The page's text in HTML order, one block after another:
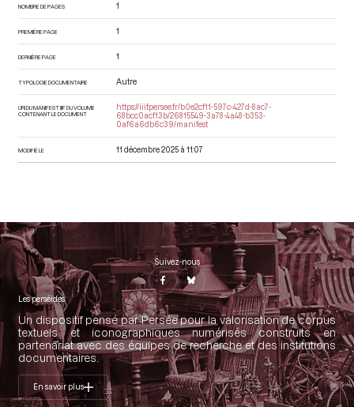
NOMBRE DE PAGES 1
PREMIÈRE PAGE 1
DERNIÈRE PAGE 1
TYPOLOGIE DOCUMENTAIRE Autre
URI DU MANIFEST IIIF DU VOLUME
CONTENANT LE DOCUMENT
https://iiif.persee.fr/b0e2cf11-597c-427d-8ac7-
68bcc0acf13b/26815549-3a78-4a48-b353-
0af6a6db6c39/manifest
MODIFIÉ LE 11 décembre 2025 à 11:07
Suivez-nous
Les perséides
Un dispositif pensé par Persée pour la valorisation de corpus
textuels et iconographiques numérisés construits en
partenariat avec des équipes de recherche et des institutions
documentaires.
En savoir plus